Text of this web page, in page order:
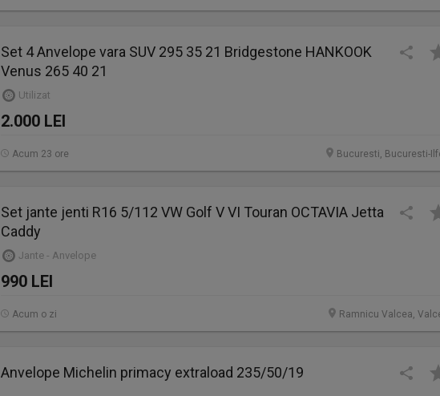
Set 4 Anvelope vara SUV 295 35 21 Bridgestone HANKOOK
Venus 265 40 21
Utilizat
2.000 LEI
Bucuresti, Bucuresti-
Acum 23 ore
Set jante jenti R16 5/112 VW Golf V VI Touran OCTAVIA Jetta
Caddy
Jante - Anvelope
990 LEI
Ramnicu Valcea,
Acum o zi
Anvelope Michelin primacy extraload 235/50/19